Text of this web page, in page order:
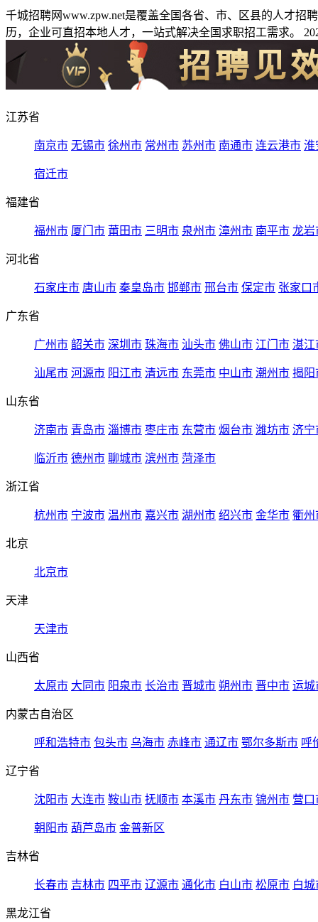
千城招聘网www.zpw.net是覆盖全国各省、市、区县的人才
历，企业可直招本地人才，一站式解决全国求职招工需求。
江苏省
南京市 无锡市 徐州市 常州市 苏州市 南通市 连云港市 淮
宿迁市
福建省
福州市 厦门市 莆田市 三明市 泉州市 漳州市 南平市 龙岩
河北省
石家庄市 唐山市 秦皇岛市 邯郸市 邢台市 保定市 张家口
广东省
广州市 韶关市 深圳市 珠海市 汕头市 佛山市 江门市 湛江
汕尾市 河源市 阳江市 清远市 东莞市 中山市 潮州市 揭阳
山东省
济南市 青岛市 淄博市 枣庄市 东营市 烟台市 潍坊市 济宁
临沂市 德州市 聊城市 滨州市 菏泽市
浙江省
杭州市 宁波市 温州市 嘉兴市 湖州市 绍兴市 金华市 衢州
北京
北京市
天津
天津市
山西省
太原市 大同市 阳泉市 长治市 晋城市 朔州市 晋中市 运城
内蒙古自治区
呼和浩特市 包头市 乌海市 赤峰市 通辽市 鄂尔多斯市 呼
辽宁省
沈阳市 大连市 鞍山市 抚顺市 本溪市 丹东市 锦州市 营口
朝阳市 葫芦岛市 金普新区
吉林省
长春市 吉林市 四平市 辽源市 通化市 白山市 松原市 白城
黑龙江省